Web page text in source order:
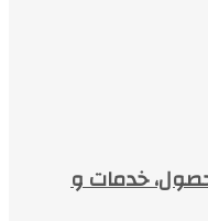
خدمات و